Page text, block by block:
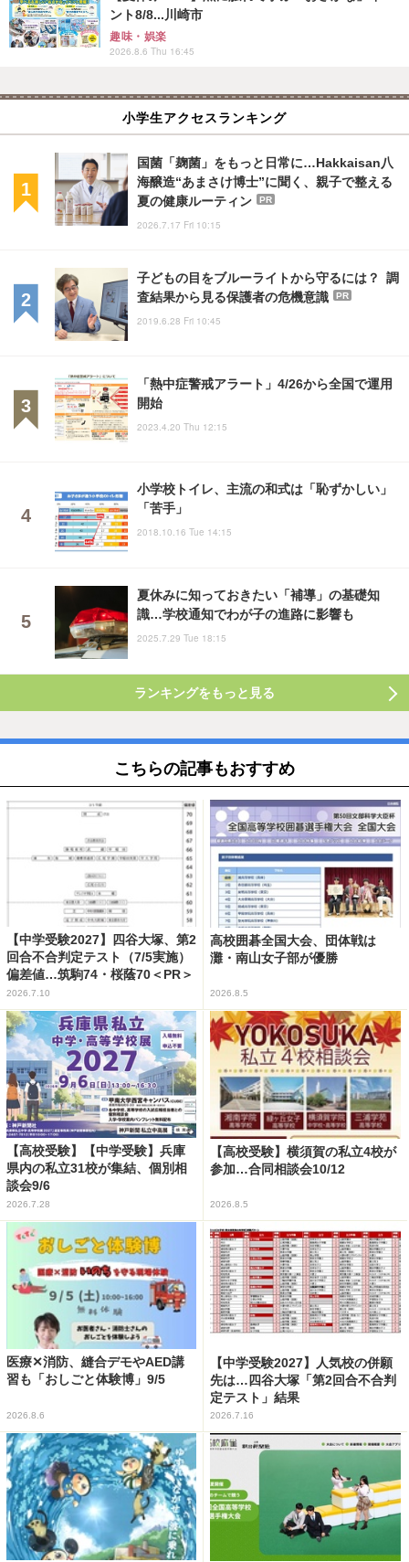
ント8/8...川崎市
趣味・娯楽
2026.8.6 Thu 16:45
小学生アクセスランキング
国菌「麹菌」をもっと日常に…Hakkaisan八
海醸造“あまさけ博士”に聞く、親子で整える
夏の健康ルーティン
PR
2026.7.17 Fri 10:15
子どもの目をブルーライトから守るには？ 調
査結果から見る保護者の危機意識
PR
2019.6.28 Fri 10:45
「熱中症警戒アラート」4/26から全国で運用
開始
2023.4.20 Thu 12:15
小学校トイレ、主流の和式は「恥ずかしい」
「苦手」
2018.10.16 Tue 14:15
夏休みに知っておきたい「補導」の基礎知
識…学校通知でわが子の進路に影響も
2025.7.29 Tue 18:15
ランキングをもっと見る
こちらの記事もおすすめ
【中学受験2027】四谷大塚、第2
回合不合判定テスト（7/5実施）
偏差値…筑駒74・桜蔭70＜PR＞
2026.7.10
高校囲碁全国大会、団体戦は
灘・南山女子部が優勝
2026.8.5
【高校受験】【中学受験】兵庫
県内の私立31校が集結、個別相
談会9/6
2026.7.28
【高校受験】横須賀の私立4校が
参加…合同相談会10/12
2026.8.5
医療✕消防、縫合デモやAED講
習も「おしごと体験博」9/5
2026.8.6
【中学受験2027】人気校の併願
先は…四谷大塚「第2回合不合判
定テスト」結果
2026.7.16